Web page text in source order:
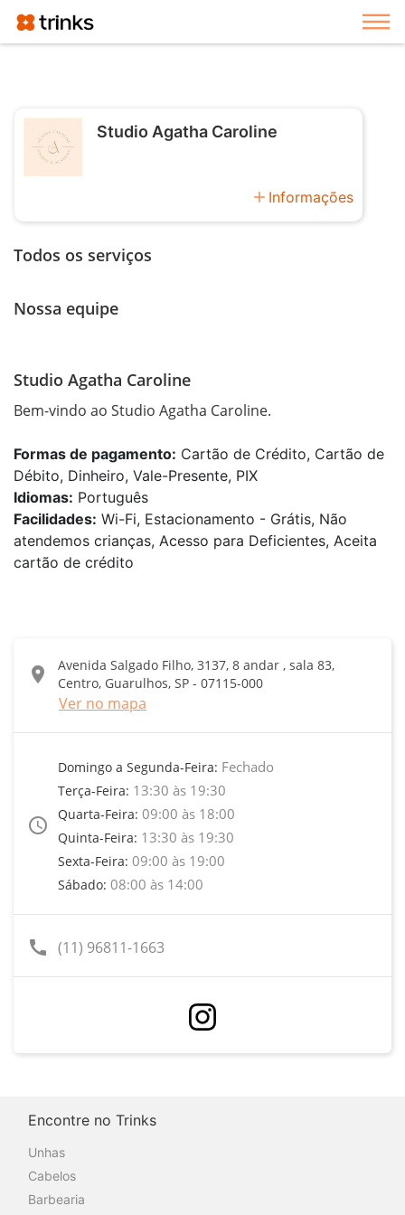
Studio Agatha Caroline
add Informações
Todos os serviços
Nossa equipe
Studio Agatha Caroline
Bem-vindo ao Studio Agatha Caroline.
Formas de pagamento: Cartão de Crédito, Cartão de
Débito, Dinheiro, Vale-Presente, PIX
Idiomas: Português
Facilidades: Wi-Fi, Estacionamento - Grátis, Não
atendemos crianças, Acesso para Deficientes, Aceita
cartão de crédito
location_on
Avenida Salgado Filho, 3137, 8 andar , sala 83,
Centro, Guarulhos, SP - 07115-000
Ver no mapa
access_time
Domingo a Segunda-Feira: Fechado
Terça-Feira: 13:30 às 19:30
Quarta-Feira: 09:00 às 18:00
Quinta-Feira: 13:30 às 19:30
Sexta-Feira: 09:00 às 19:00
Sábado: 08:00 às 14:00
call (11) 96811-1663
Encontre no Trinks
Unhas
Cabelos
Barbearia